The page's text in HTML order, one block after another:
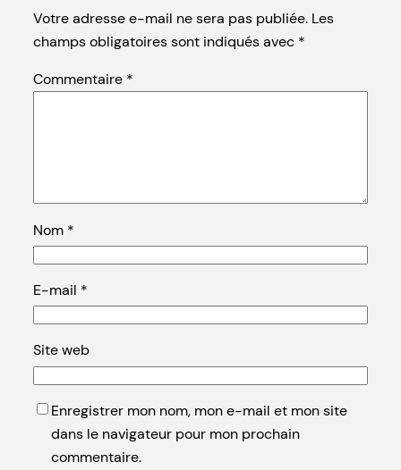
Votre adresse e-mail ne sera pas publiée. Les
champs obligatoires sont indiqués avec *
Commentaire *
Nom *
E-mail *
Site web
Enregistrer mon nom, mon e-mail et mon site
dans le navigateur pour mon prochain
commentaire.